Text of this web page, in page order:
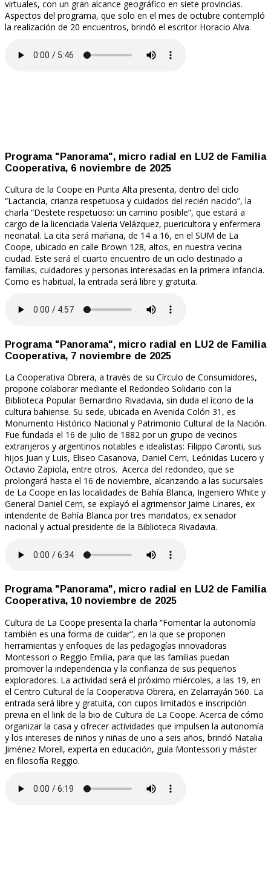
virtuales, con un gran alcance geográfico en siete provincias.
Aspectos del programa, que solo en el mes de octubre contempló
la realización de 20 encuentros, brindó el escritor Horacio Alva.
Programa "Panorama", micro radial en LU2 de Familia
Cooperativa, 6 noviembre de 2025
Cultura de la Coope en Punta Alta presenta, dentro del ciclo
“Lactancia, crianza respetuosa y cuidados del recién nacido”, la
charla “Destete respetuoso: un camino posible”, que estará a
cargo de la licenciada Valeria Velázquez, puericultora y enfermera
neonatal. La cita será mañana, de 14 a 16, en el SUM de La
Coope, ubicado en calle Brown 128, altos, en nuestra vecina
ciudad. Este será el cuarto encuentro de un ciclo destinado a
familias, cuidadores y personas interesadas en la primera infancia.
Como es habitual, la entrada será libre y gratuita.
Programa "Panorama", micro radial en LU2 de Familia
Cooperativa, 7 noviembre de 2025
La Cooperativa Obrera, a través de su Círculo de Consumidores,
propone colaborar mediante el Redondeo Solidario con la
Biblioteca Popular Bernardino Rivadavia, sin duda el ícono de la
cultura bahiense. Su sede, ubicada en Avenida Colón 31, es
Monumento Histórico Nacional y Patrimonio Cultural de la Nación.
Fue fundada el 16 de julio de 1882 por un grupo de vecinos
extranjeros y argentinos notables e idealistas: Filippo Caronti, sus
hijos Juan y Luis, Eliseo Casanova, Daniel Cerri, Leónidas Lucero y
Octavio Zapiola, entre otros. Acerca del redondeo, que se
prolongará hasta el 16 de noviembre, alcanzando a las sucursales
de La Coope en las localidades de Bahía Blanca, Ingeniero White y
General Daniel Cerri, se explayó el agrimensor Jaime Linares, ex
intendente de Bahía Blanca por tres mandatos, ex senador
nacional y actual presidente de la Biblioteca Rivadavia.
Programa "Panorama", micro radial en LU2 de Familia
Cooperativa, 10 noviembre de 2025
Cultura de La Coope presenta la charla “Fomentar la autonomía
también es una forma de cuidar”, en la que se proponen
herramientas y enfoques de las pedagogías innovadoras
Montessori o Reggio Emilia, para que las familias puedan
promover la independencia y la confianza de sus pequeños
exploradores. La actividad será el próximo miércoles, a las 19, en
el Centro Cultural de la Cooperativa Obrera, en Zelarrayán 560. La
entrada será libre y gratuita, con cupos limitados e inscripción
previa en el link de la bio de Cultura de La Coope. Acerca de cómo
organizar la casa y ofrecer actividades que impulsen la autonomía
y los intereses de niños y niñas de uno a seis años, brindó Natalia
Jiménez Morell, experta en educación, guía Montessori y máster
en filosofía Reggio.